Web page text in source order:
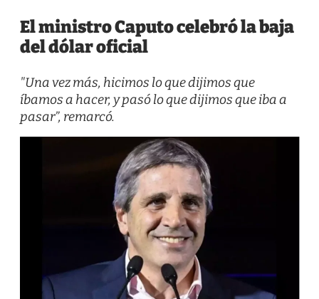
El ministro Caputo celebró la baja
del dólar oficial
"Una vez más, hicimos lo que dijimos que
íbamos a hacer, y pasó lo que dijimos que iba a
pasar”, remarcó.